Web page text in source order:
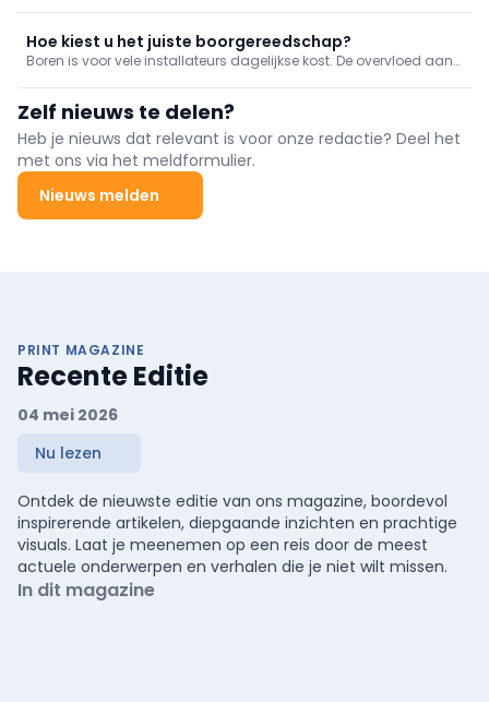
werken.
Hoe kiest u het juiste boorgereedschap?
Boren is voor vele installateurs dagelijkse kost. De overvloed aan
Ontdek hier een handig overzicht per te doorboren materiaal.
Zelf nieuws te delen?
Heb je nieuws dat relevant is voor onze redactie? Deel het
met ons via het meldformulier.
Nieuws melden
PRINT MAGAZINE
Recente Editie
04 mei 2026
Nu lezen
Ontdek de nieuwste editie van ons magazine, boordevol
inspirerende artikelen, diepgaande inzichten en prachtige
visuals. Laat je meenemen op een reis door de meest
actuele onderwerpen en verhalen die je niet wilt missen.
In dit magazine